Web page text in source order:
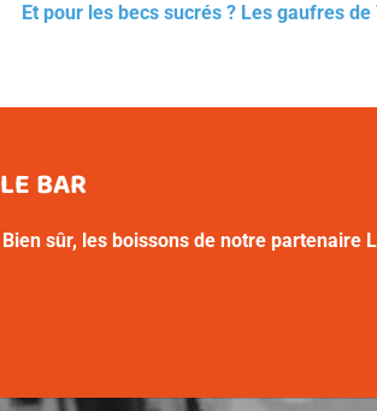
Et pour les becs sucrés ? Les gaufres de
LE BAR
Bien sûr, les boissons de notre partenaire